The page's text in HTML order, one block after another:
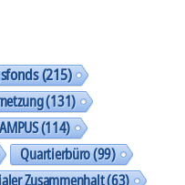
(215)
(131)
(114)
Quartierbüro(99)
Zusammenhalt(63)